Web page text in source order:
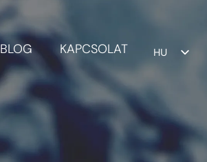
BLOG KAPCSOLAT
HU